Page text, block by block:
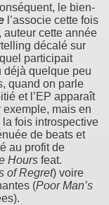
le bien-
l’associe cette fois
auteur cette année
décalé sur
participait
quelque peu
quand on parle
et l’EP apparaît
exemple, mais en
fois introspective
de beats et
au profit de
Hours feat.
of Regret) voire
(Poor Man’s